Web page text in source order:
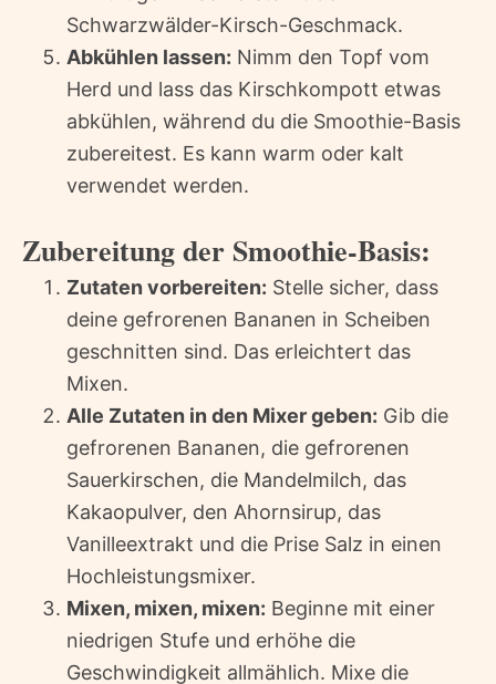
Schwarzwälder-Kirsch-Geschmack.
Abkühlen lassen: Nimm den Topf vom
Herd und lass das Kirschkompott etwas
abkühlen, während du die Smoothie-Basis
zubereitest. Es kann warm oder kalt
verwendet werden.
Zubereitung der Smoothie-Basis:
Zutaten vorbereiten: Stelle sicher, dass
deine gefrorenen Bananen in Scheiben
geschnitten sind. Das erleichtert das
Mixen.
Alle Zutaten in den Mixer geben: Gib die
gefrorenen Bananen, die gefrorenen
Sauerkirschen, die Mandelmilch, das
Kakaopulver, den Ahornsirup, das
Vanilleextrakt und die Prise Salz in einen
Hochleistungsmixer.
Mixen, mixen, mixen: Beginne mit einer
niedrigen Stufe und erhöhe die
Geschwindigkeit allmählich. Mixe die